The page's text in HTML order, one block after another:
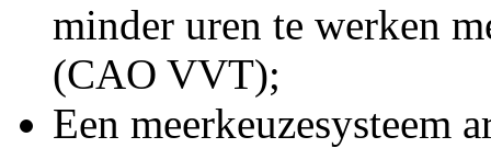
minder uren te werken
(CAO VVT);
Een meerkeuzesysteem